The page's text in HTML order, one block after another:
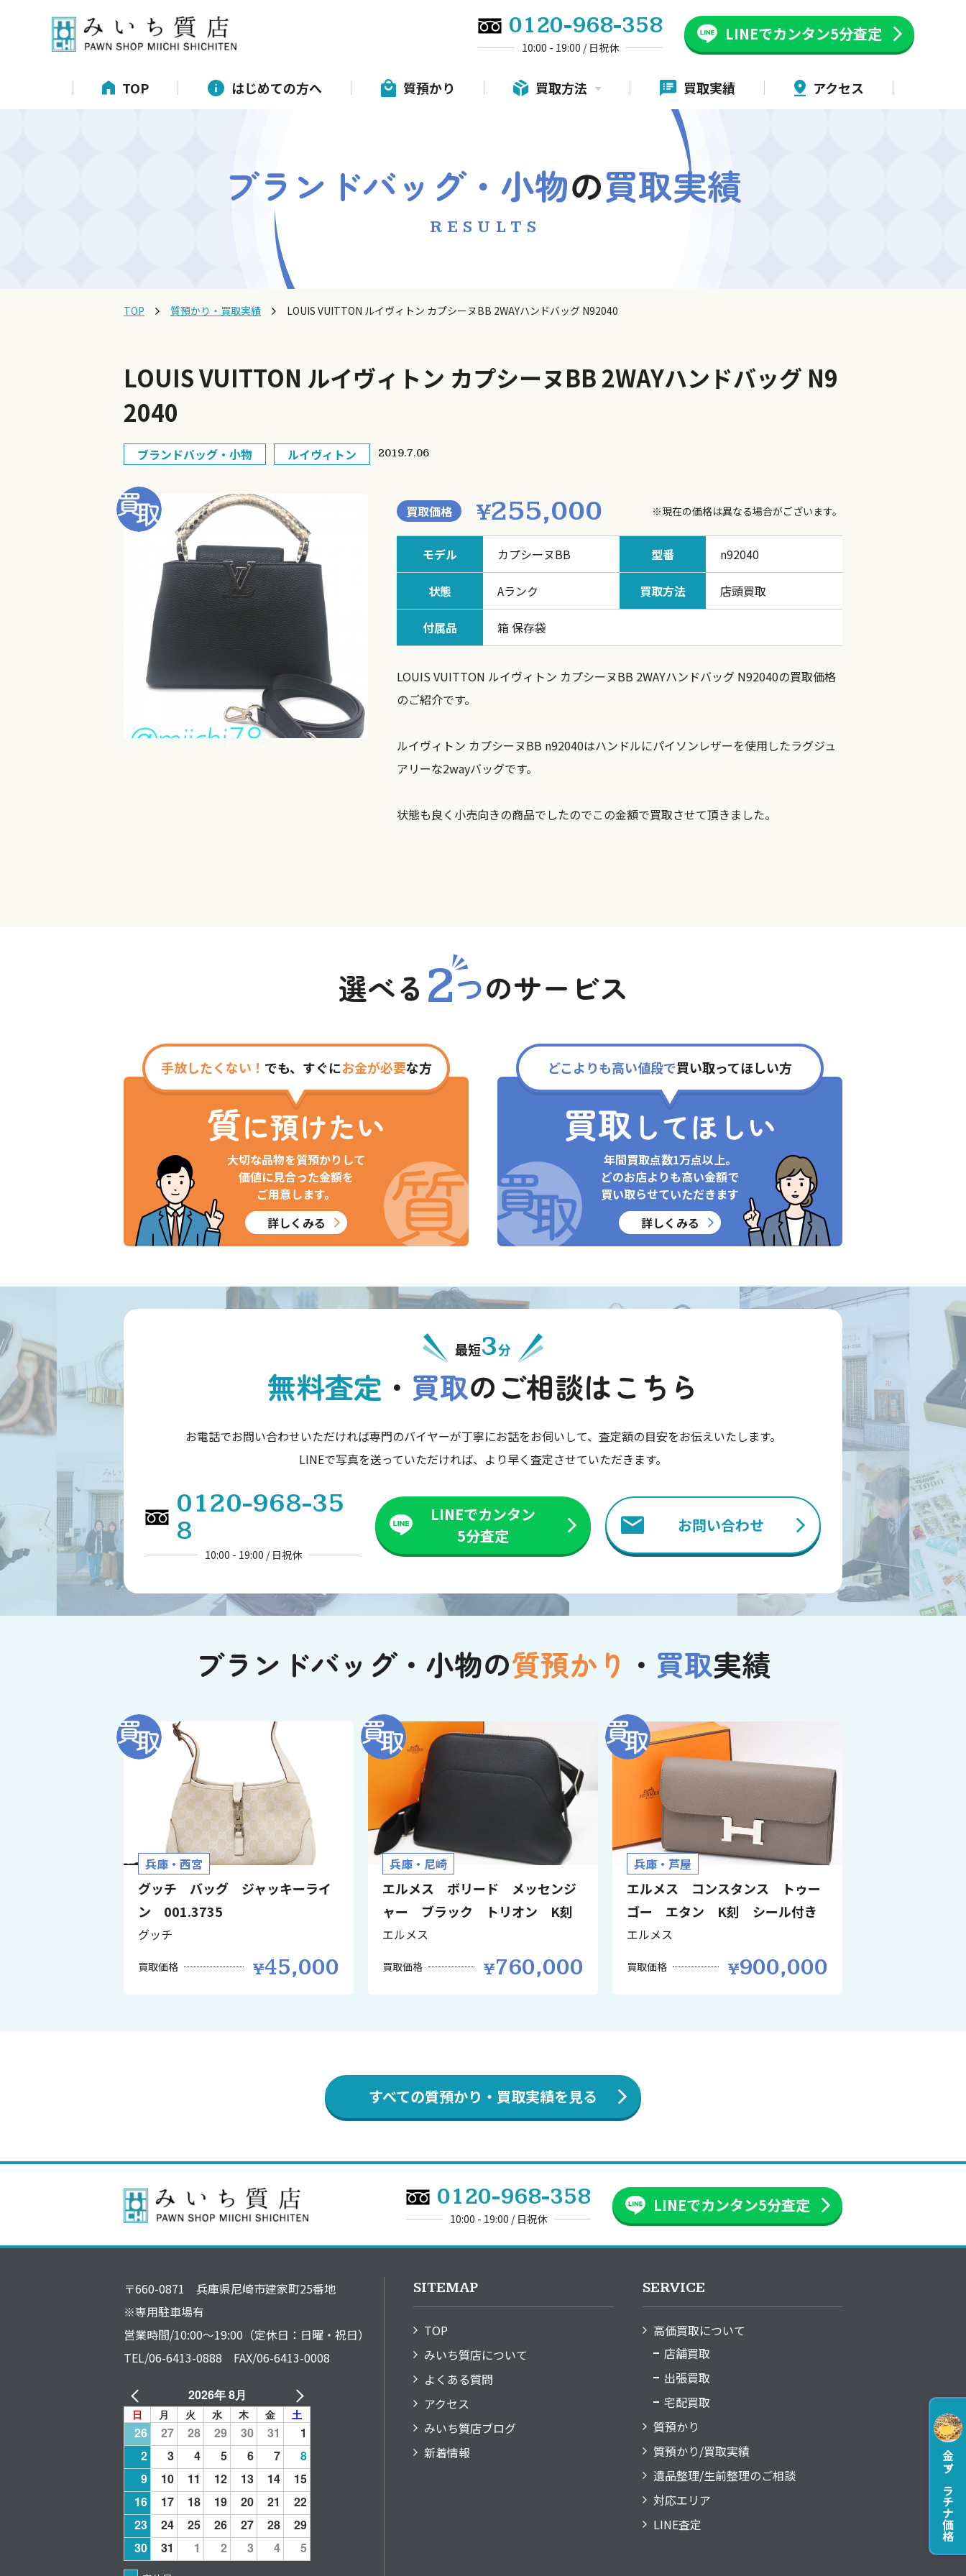
0120-968-358
10:00 - 19:00 / 日祝休
LINEでカンタン5分査定
TOP はじめての方へ 質預かり 買取方法 買取実績 アクセス
ブランドバッグ・小物の買取実績
RESULTS
TOP 質預かり・買取実績 LOUIS VUITTON ルイヴィトン カプシーヌBB 2WAYハンドバッグ N92040
LOUIS VUITTON ルイヴィトン カプシーヌBB 2WAYハンドバッグ N9
2040
ブランドバッグ・小物 ルイヴィトン 2019.7.06
買取価格 ¥255,000 ※現在の価格は異なる場合がございます。
モデル カプシーヌBB 型番 n92040
状態 Aランク 買取方法 店頭買取
付属品 箱 保存袋
LOUIS VUITTON ルイヴィトン カプシーヌBB 2WAYハンドバッグ N92040の買取価格
のご紹介です。
ルイヴィトン カプシーヌBB n92040はハンドルにパイソンレザーを使用したラグジュ
アリーな2wayバッグです。
状態も良く小売向きの商品でしたのでこの金額で買取させて頂きました。
選べる 2つのサービス
手放したくない！ でも、すぐにお金が必要な方
質に預けたい
大切な品物を質預かりして
価値に見合った金額を
ご用意します。
詳しくみる
どこよりも高い値段で買い取ってほしい方
買取 してほしい
年間買取点数1万点以上。
どのお店よりも高い金額で
買い取らせていただきます
詳しくみる
最短3分
無料査定 ・ 買取のご相談はこちら
お電話でお問い合わせいただければ専門のバイヤーが丁寧にお話をお伺いして、査定額の目安をお伝えいたします。
LINEで写真を送っていただければ、より早く査定させていただきます。
0120-968-35
8
10:00 - 19:00 / 日祝休
LINEでカンタン
5分査定
お問い合わせ
ブランドバッグ・小物の質預かり ・ 買取実績
兵庫・西宮
グッチ バッグ ジャッキーライ
ン 001.3735
グッチ
買取価格 45,000
兵庫・尼崎
エルメス ボリード メッセンジ
ャー ブラック トリオン K刻
エルメス
買取価格 760,000
兵庫・芦屋
エルメス コンスタンス トゥー
ゴー エタン K刻 シール付き
エルメス
買取価格 900,000
すべての質預かり・買取実績を見る
金・プラチナ価格
0120-968-358
10:00 - 19:00 / 日祝休
LINEでカンタン5分査定
〒660-0871 兵庫県尼崎市建家町25番地
※専用駐車場有
営業時間/10:00～19:00（定休日：日曜・祝日）
TEL/06-6413-0888 FAX/06-6413-0008
2026年 8月
日 月 火 水 木 金 土
26 27 28 29 30 31
1
2
3 4 5 6 7
8
9
10 11 12 13 14
15
16
17 18 19 20 21
22
23
24 25 26 27 28
29
30
31 1 2 3 4 5
SITEMAP
TOP
みいち質店について
よくある質問
アクセス
みいち質店ブログ
新着情報
SERVICE
高価買取について
店舗買取
出張買取
宅配買取
質預かり
質預かり/買取実績
遺品整理/生前整理のご相談
対応エリア
LINE査定